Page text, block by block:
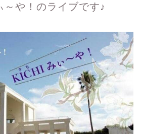
～や！のライブです♪